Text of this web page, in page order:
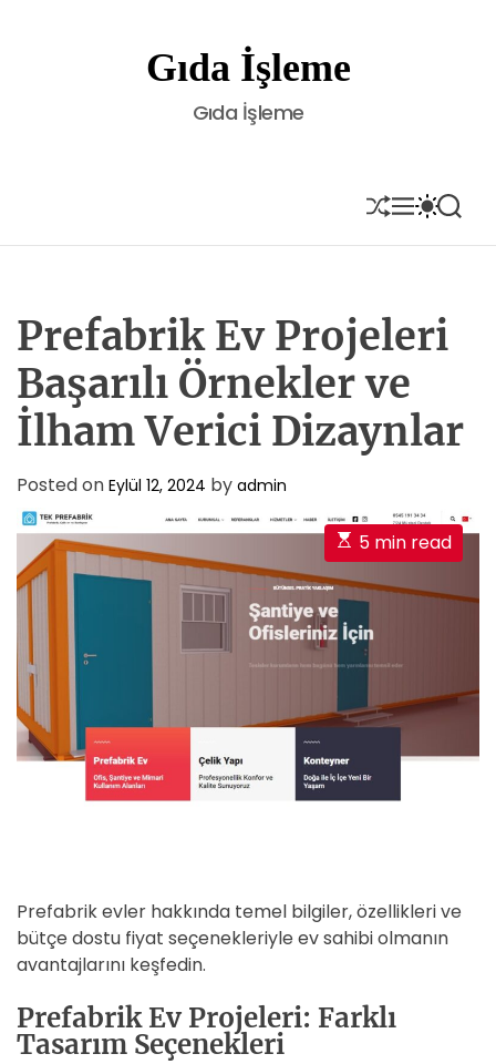
t
Gıda İşleme
Gıda İşleme
S
H
U
E
M
E
N
S
W
I
C
O
M
O
S
E
A
Prefabrik Ev Projeleri
Başarılı Örnekler ve
İlham Verici Dizaynlar
Posted on Eylül 12, 2024 by admin
E
s
t
i
m
a
e
d
r
e
i
m
5 min read
Prefabrik evler hakkında temel bilgiler, özellikleri ve
bütçe dostu fiyat seçenekleriyle ev sahibi olmanın
avantajlarını keşfedin.
Prefabrik Ev Projeleri: Farklı
Tasarım Seçenekleri